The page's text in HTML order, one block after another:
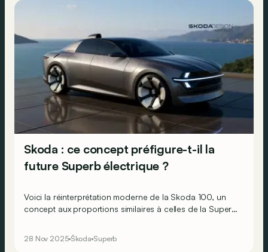
Skoda : ce concept préfigure-t-il la
future Superb électrique ?
Voici la réinterprétation moderne de la Skoda 100, un
concept aux proportions similaires à celles de la Superb
28 Nov 2025 Škoda Superb